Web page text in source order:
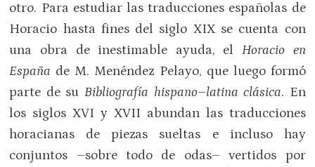
otro. Para estudiar las traducciones españolas de
Horacio hasta fines del siglo XIX se cuenta con
una obra de inestimable ayuda, el Horacio en
España de M. Menéndez Pelayo, que luego formó
parte de su Bibliografía hispano–latina clásica. En
los siglos XVI y XVII abundan las traducciones
horacianas de piezas sueltas e incluso hay
conjuntos –sobre todo de odas– vertidos por